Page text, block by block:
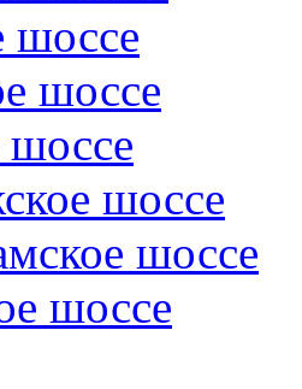
шоссе
шоссе
шоссе
шоссе
шоссе